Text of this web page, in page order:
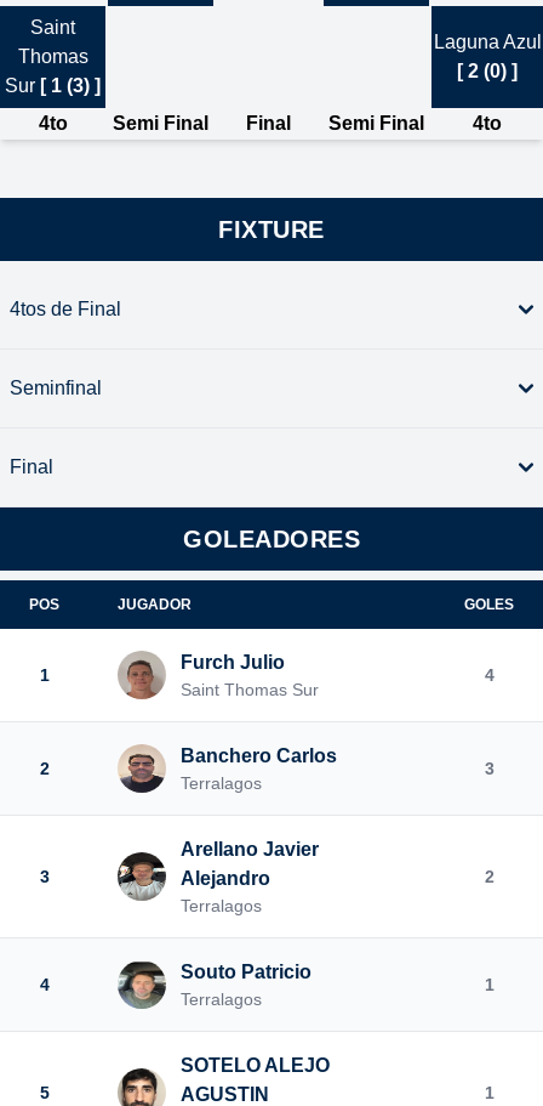
4to Semi Final Final Semi Final 4to
Saint
Thomas
Sur [ 1 (3) ]
Laguna Azul
[ 2 (0) ]
FIXTURE
4tos de Final
Seminfinal
Final
GOLEADORES
POS JUGADOR GOLES
1
Furch Julio
Saint Thomas Sur
4
2
Banchero Carlos
Terralagos
3
3
Arellano Javier
Alejandro
Terralagos
2
4
Souto Patricio
Terralagos
1
5
SOTELO ALEJO
AGUSTIN
1